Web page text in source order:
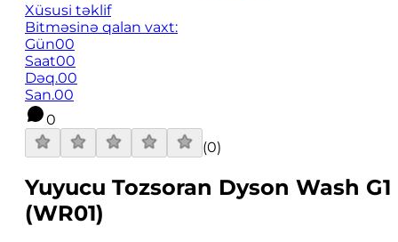
Xüsusi təklif
Bitməsinə qalan vaxt:
Gün00
Saat00
Dəq.00
San.00
0
(0)
Yuyucu Tozsoran Dyson Wash G1
(WR01)